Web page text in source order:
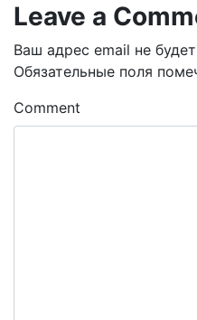
Leave a
Ваш адрес email не
Обязательные поля
Comment